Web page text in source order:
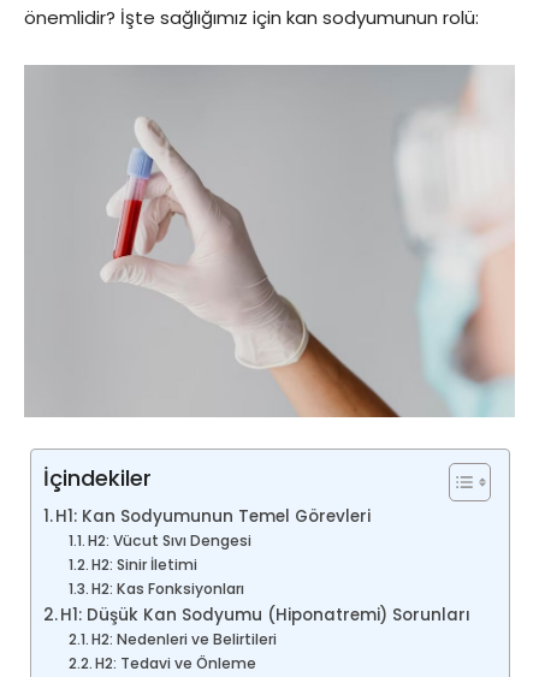
önemlidir? İşte sağlığımız için kan sodyumunun rolü:
İçindekiler
H1: Kan Sodyumunun Temel Görevleri
H2: Vücut Sıvı Dengesi
H2: Sinir İletimi
H2: Kas Fonksiyonları
H1: Düşük Kan Sodyumu (Hiponatremi) Sorunları
H2: Nedenleri ve Belirtileri
H2: Tedavi ve Önleme